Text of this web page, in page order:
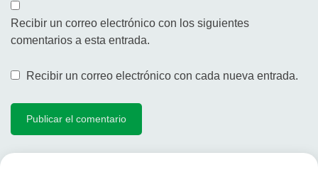
Recibir un correo electrónico con los siguientes
comentarios a esta entrada.
Recibir un correo electrónico con cada nueva entrada.